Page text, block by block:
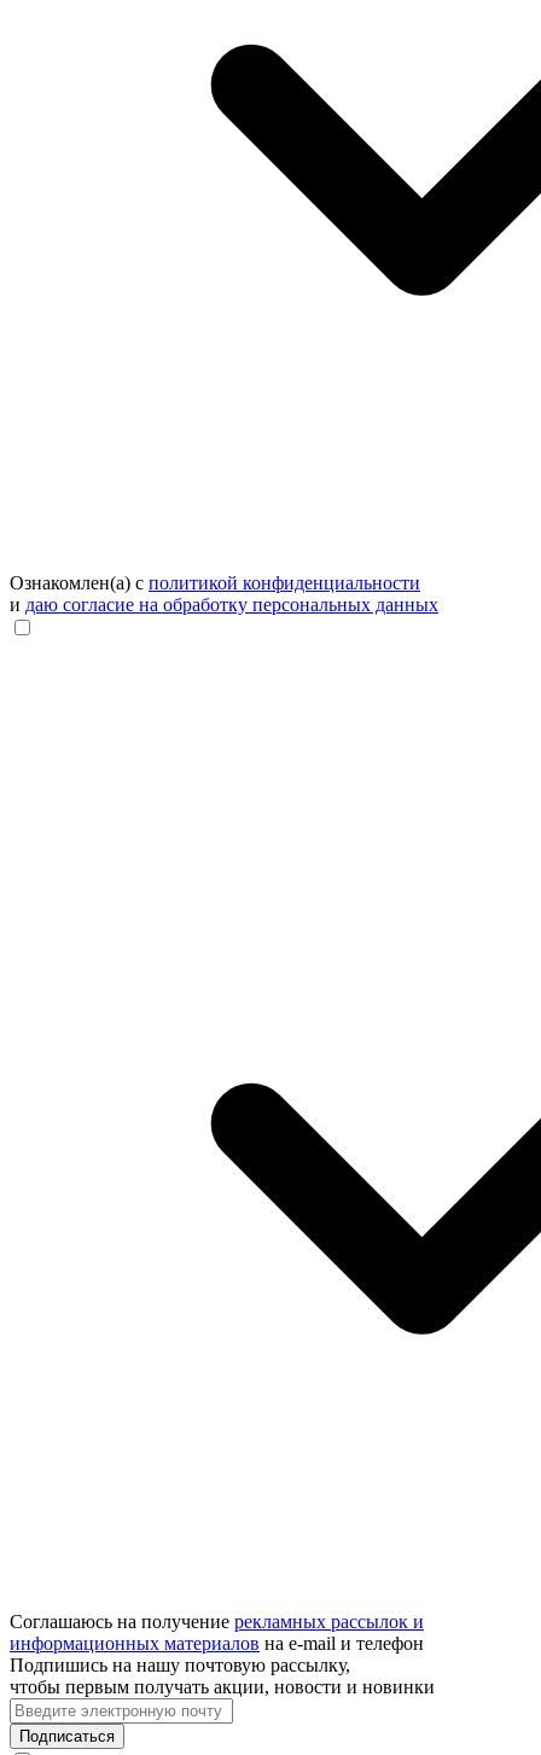
Ознакомлен(а) с политикой конфиденциальности
и даю согласие на обработку персональных данных
Соглашаюсь на получение рекламных рассылок и
информационных материалов на e‑mail и телефон
Подпишись на нашу почтовую рассылку,
чтобы первым получать акции, новости и новинки
Подписаться